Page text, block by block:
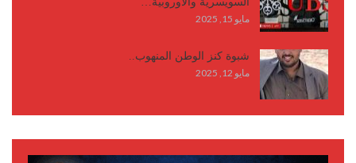
مايو 15, 2025
شبوة كنز الوطن المنهوب..
مايو 12, 2025